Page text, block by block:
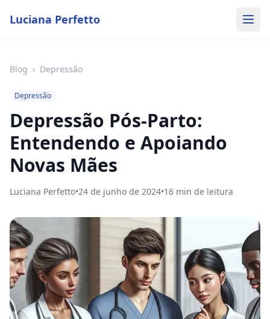
Luciana Perfetto
Blog › Depressão
Depressão
Depressão Pós-Parto:
Entendendo e Apoiando
Novas Mães
Luciana Perfetto•24 de junho de 2024•16 min de leitura